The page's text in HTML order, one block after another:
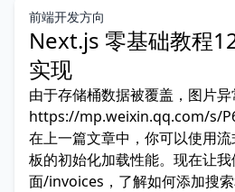
前端开发方向
Next.js 零基础教程
实现
由于存储桶数据被覆盖，图片
https://mp.weixin.qq.com/s/
在上一篇文章中，你可以使用
板的初始化加载性能。现在让
面/invoices，了解如何添加搜